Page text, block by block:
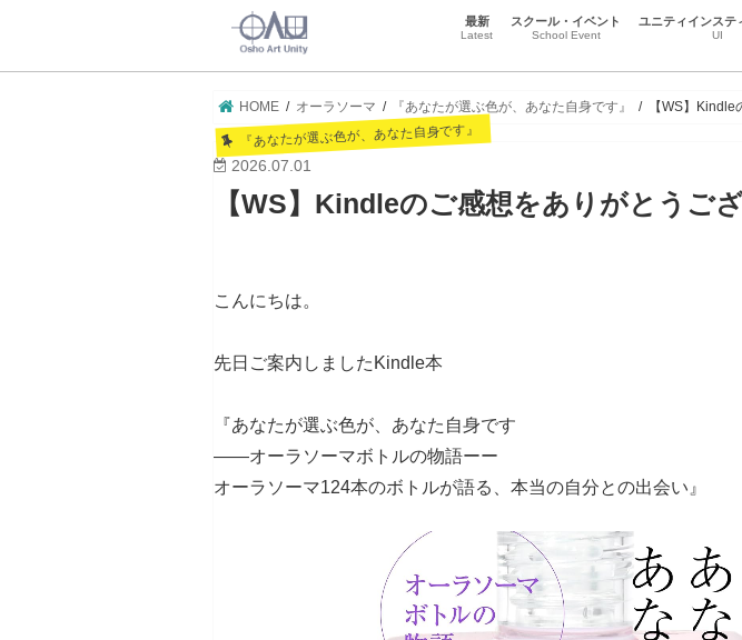
最新
Latest
スクール・イベント
School Event
スクール
イベント
ユニティインステ
UI
チャクラとオー
本質を生きる
ハート瞑想
瞑想・マインド
リーラ・プラサ
黒田コマラ
市場義人（トー
辻本恒（ヴィジ
尾崎智子（ブー
受講生エッセイ
江谷信壽
ニュース
事務局のお知ら
HOME オーラソーマ 『あなたが選ぶ色が、あなた自身です』 【WS】Kindle
『あなたが選ぶ色が、あなた自身です』
2026.07.01
【WS】Kindleのご感想をありがとうご
こんにちは。
先日ご案内しましたKindle本
『あなたが選ぶ色が、あなた自身です
――オーラソーマボトルの物語ーー
オーラソーマ124本のボトルが語る、本当の自分との出会い』